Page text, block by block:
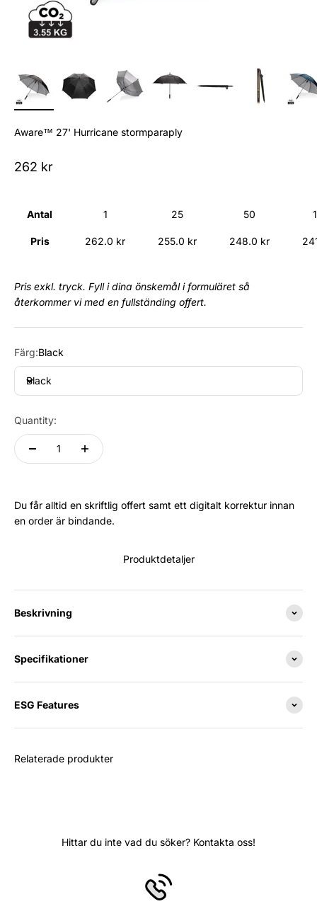
Aware™ 27' Hurricane stormparaply
Sale price
262 kr
Antal
Pris
1
262.0 kr
25
255.0 kr
50
248.0 kr
Pris exkl. tryck. Fyll i dina önskemål i formuläret så
återkommer vi med en fullständing offert.
Färg:Black
Black
Quantity:
Du får alltid en skriftlig offert samt ett digitalt korrektur innan
en order är bindande.
Produktdetaljer
Beskrivning
Specifikationer
ESG Features
Relaterade produkter
Hittar du inte vad du söker? Kontakta oss!